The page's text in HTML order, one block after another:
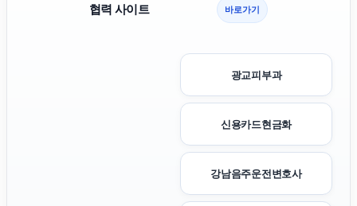
협력 사이트 바로가기
광교피부과
신용카드현금화
강남음주운전변호사